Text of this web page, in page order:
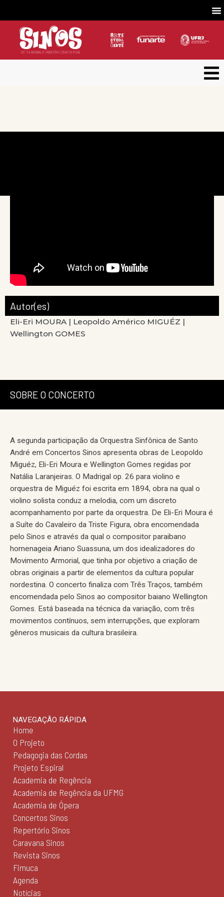
Autor(es)
Eli-Eri MOURA | Leopoldo Américo MIGUÉZ |
Wellington GOMES
SOBRE O CONCERTO
A segunda participação da Orquestra Sinfônica de Santo
André em Concertos Sinos apresenta obras de Leopoldo
Miguéz, Eli-Eri Moura e Wellington Gomes regidas por
Natália Laranjeiras. O Madrigal op. 26 para violino e
orquestra de Miguéz foi escrita em 1894, obra na qual o
violino solista conduz a melodia, com um discreto
acompanhamento por parte da orquestra. De Eli-Eri Moura é
a Suíte do Cavaleiro da Triste Figura, obra encomendada
pelo Sinos e através da qual o compositor paraibano
homenageia Ariano Suassuna, um dos idealizadores do
Movimento Armorial, que tinha por objetivo a criação de
obras originais a partir de elementos da cultura popular
nordestina. O concerto finaliza com Três Traços, também
encomendada pelo Sinos ao compositor baiano Wellington
Gomes. Está baseada na técnica da variação, com três
movimentos contínuos, sem interrupções, que exploram
gêneros musicais da cultura brasileira.
NAVEGAÇÃO RÁPIDA
Home
O Projeto
Pedagogia das Cordas
Projeto Espiral
Academia de Regência
Academia de Regência da UFMG
Academia de Ópera
Concertos Sinos
Repertório Sinos
Caravana Sinos
Revista Sinos
Fimuca
Agenda
Notícias